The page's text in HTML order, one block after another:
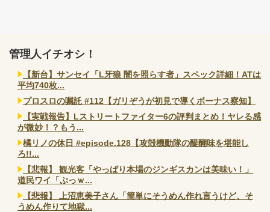
管理人イチオシ！
【新台】サンセイ「L牙狼 闇を照らす者」スペック詳細！ATは
平均740枚...
プロスロの嘱託 #112【ガリぞうが初見で導くボーナス察知】
【実戦報告】Lストリートファイター6の評判まとめ！ヤレる感
が微妙！？もう...
橘リノの休日 #episode.128【攻殻機動隊の醍醐味を堪能し
ろ!!...
【悲報】 観光客「やっぱり本場のジンギスカンは美味い！」
道民ワイ「ぷっｗ...
【悲報】 上沼恵美子さん「簡単にそうめん作れ言うけど、そ
うめん作りて地獄...